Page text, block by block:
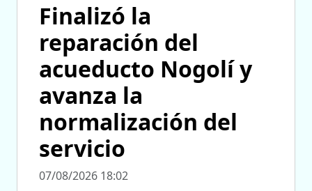
Finalizó la
reparación del
acueducto Nogolí y
avanza la
normalización del
servicio
07/08/2026 18:02